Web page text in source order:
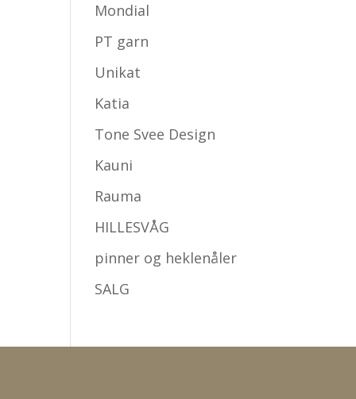
Mondial
PT garn
Unikat
Katia
Tone Svee Design
Kauni
Rauma
HILLESVÅG
pinner og heklenåler
SALG